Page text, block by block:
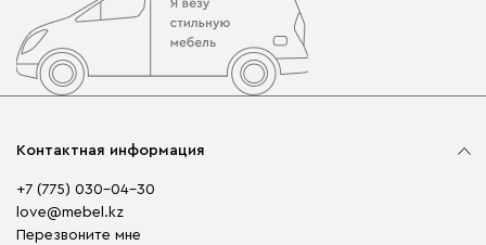
Контактная информация
+7 (775) 030-04-30
love@mebel.kz
Перезвоните мне